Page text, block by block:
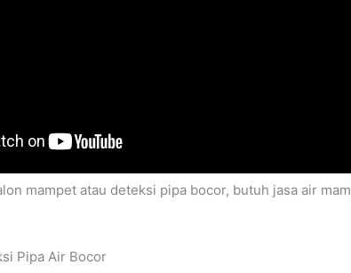
mampet atau deteksi pipa bocor, butuh jasa air
Pipa Air Bocor